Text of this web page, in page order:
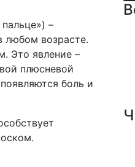
–
любом возрасте.
Это явление –
плюсневой
боль и